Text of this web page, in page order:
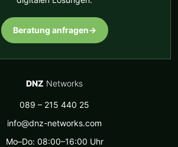
Beratung anfragen→
DNZ Networks
089 – 215 440 25
info@dnz-networks.com
Mo–Do: 08:00–16:00 Uhr